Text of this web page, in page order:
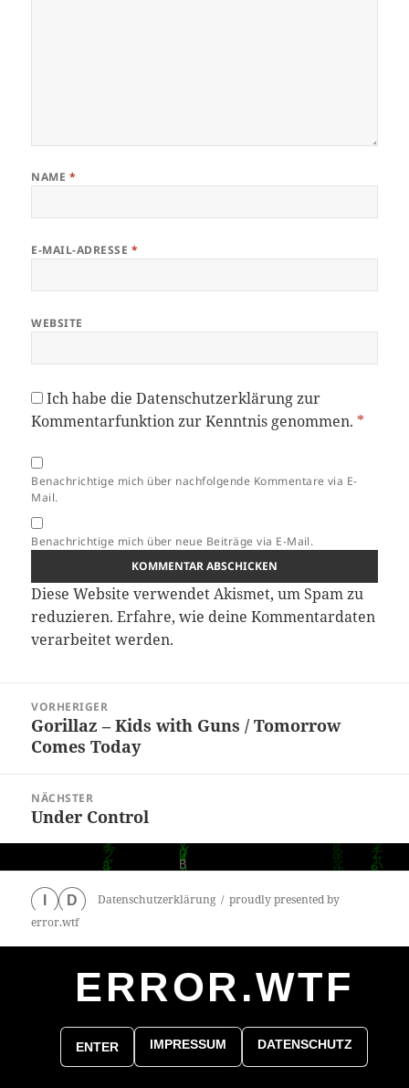
NAME *
E-MAIL-ADRESSE *
WEBSITE
Ich habe dieDatenschutzerklärungzur
Kommentarfunktion zur Kenntnis genommen. *
Benachrichtige mich über nachfolgende Kommentare via E-
Mail.
Benachrichtige mich über neue Beiträge via E-Mail.
Diese Website verwendet Akismet, um Spam zu
reduzieren.Erfahre, wie deine Kommentardaten
verarbeitet werden.
VORHERIGER
Vorheriger
Beitrag:
Gorillaz – Kids with Guns / Tomorrow
Comes Today
NÄCHSTER
Nächster
Beitrag:
Under Control
D Datenschutzerklärung
proudly presented by
error.wtf
ERROR.WTF
ENTER IMPRESSUM DATENSCHUTZ